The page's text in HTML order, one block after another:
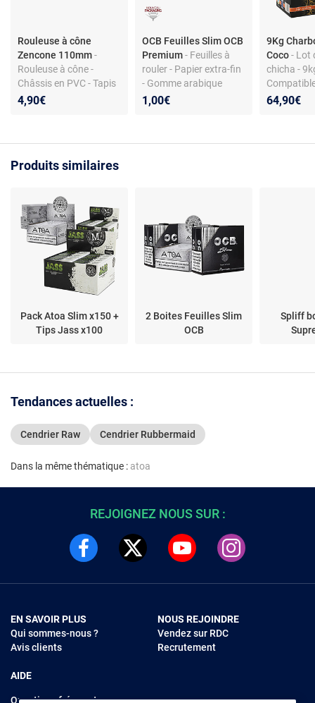
Rouleuse à cône
Zencone 110mm-
Rouleuse à cône -
Châssis en PVC - Tapis
nylon - Compatible
4,90€
OCB Feuilles Slim OCB
Premium- Feuilles à
rouler - Papier extra-fin
- Gomme arabique
naturelle - 32 feuilles
1,00€
9Kg
Coco- Lot
chicha -
64,90€
Produits similaires
Pack Atoa Slim x150 +
Tips Jass x100
2 Boites Feuilles Slim
OCB
Spliff
Tendances actuelles :
Cendrier Raw Cendrier Rubbermaid
Dans la même thématique : atoa
REJOIGNEZ NOUS SUR :
EN SAVOIR PLUS
Qui sommes-nous ?
Avis clients
AIDE
Questions fréquentes
NOUS REJOINDRE
Vendez sur RDC
Recrutement